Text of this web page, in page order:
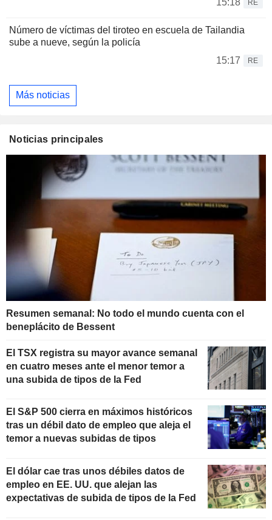
RE
Número de víctimas del tiroteo en escuela de Tailandia
sube a nueve, según la policía
15:17
RE
Más noticias
Noticias principales
Resumen semanal: No todo el mundo cuenta con el
beneplácito de Bessent
El TSX registra su mayor avance semanal
en cuatro meses ante el menor temor a
una subida de tipos de la Fed
El S&P 500 cierra en máximos históricos
tras un débil dato de empleo que aleja el
temor a nuevas subidas de tipos
El dólar cae tras unos débiles datos de
empleo en EE. UU. que alejan las
expectativas de subida de tipos de la Fed